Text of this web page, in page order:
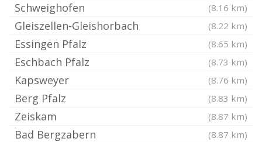
Schweighofen (8.16 km)
Gleiszellen-Gleishorbach (8.22 km)
Essingen Pfalz (8.65 km)
Eschbach Pfalz (8.73 km)
Kapsweyer (8.76 km)
Berg Pfalz (8.83 km)
Zeiskam (8.87 km)
Bad Bergzabern (8.87 km)